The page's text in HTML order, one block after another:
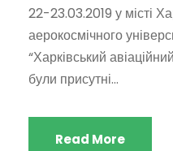
22-23.03.2019 у місті
аерокосмічного
“Харківський
були присутні...
Read More